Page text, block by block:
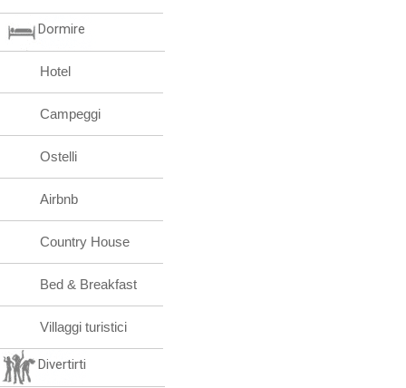
Dormire
Hotel
Campeggi
Ostelli
Airbnb
Country House
Bed & Breakfast
Villaggi turistici
Divertirti